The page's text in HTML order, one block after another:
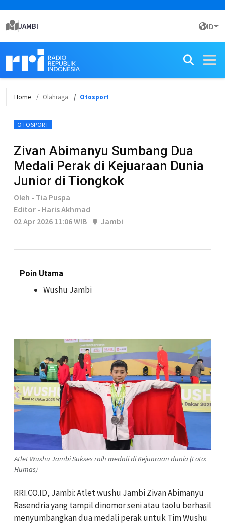
JAMBI ID
Home Olahraga Otosport
OTOSPORT
Zivan Abimanyu Sumbang Dua
Medali Perak di Kejuaraan Dunia
Junior di Tiongkok
Oleh - Tia Puspa
Editor - Haris Akhmad
02 Apr 2026 11:06 WIB
Jambi
Poin Utama
Wushu Jambi
Atlet Wushu Jambi Sukses raih medali di Kejuaraan dunia (Foto:
Humas)
RRI.CO.ID, Jambi: Atlet wushu Jambi Zivan Abimanyu
Rasendria yang tampil dinomor seni atau taolu berhasil
menyumbangkan dua medali perak untuk Tim Wushu